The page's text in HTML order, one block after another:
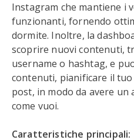
Instagram che mantiene i
funzionanti, fornendo
dormite. Inoltre, la
scoprire nuovi contenuti,
username o hashtag, e
contenuti, pianificare il
post, in modo da avere
come vuoi.
Caratteristiche principali: